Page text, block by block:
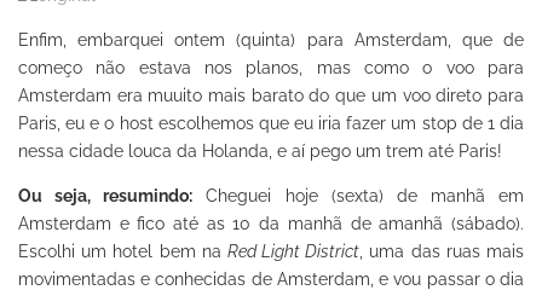
Enfim, embarquei ontem (quinta) para Amsterdam, que de
começo não estava nos planos, mas como o voo para
Amsterdam era muuito mais barato do que um voo direto para
Paris, eu e o host escolhemos que eu iria fazer um stop de 1 dia
nessa cidade louca da Holanda, e aí pego um trem até Paris!
Ou seja, resumindo: Cheguei hoje (sexta) de manhã em
Amsterdam e fico até as 10 da manhã de amanhã (sábado).
Escolhi um hotel bem na Red Light District , uma das ruas mais
movimentadas e conhecidas de Amsterdam, e vou passar o dia